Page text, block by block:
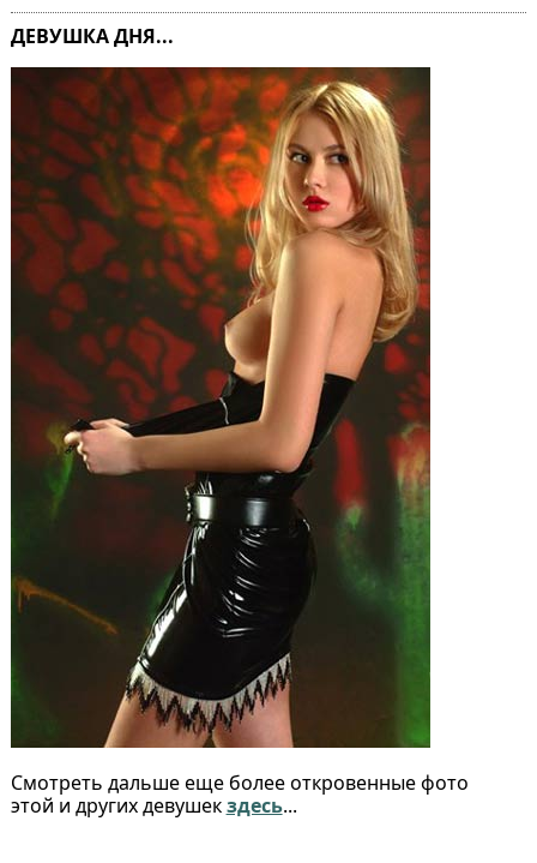
ДЕВУШКА ДНЯ...
Смотреть дальше еще более откровенные фото
этой и других девушекздесь...